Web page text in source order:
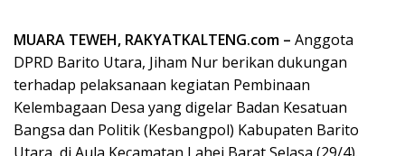
MUARA TEWEH, RAKYATKALTENG.com – Anggota
DPRD Barito Utara, Jiham Nur berikan dukungan
terhadap pelaksanaan kegiatan Pembinaan
Kelembagaan Desa yang digelar Badan Kesatuan
Bangsa dan Politik (Kesbangpol) Kabupaten Barito